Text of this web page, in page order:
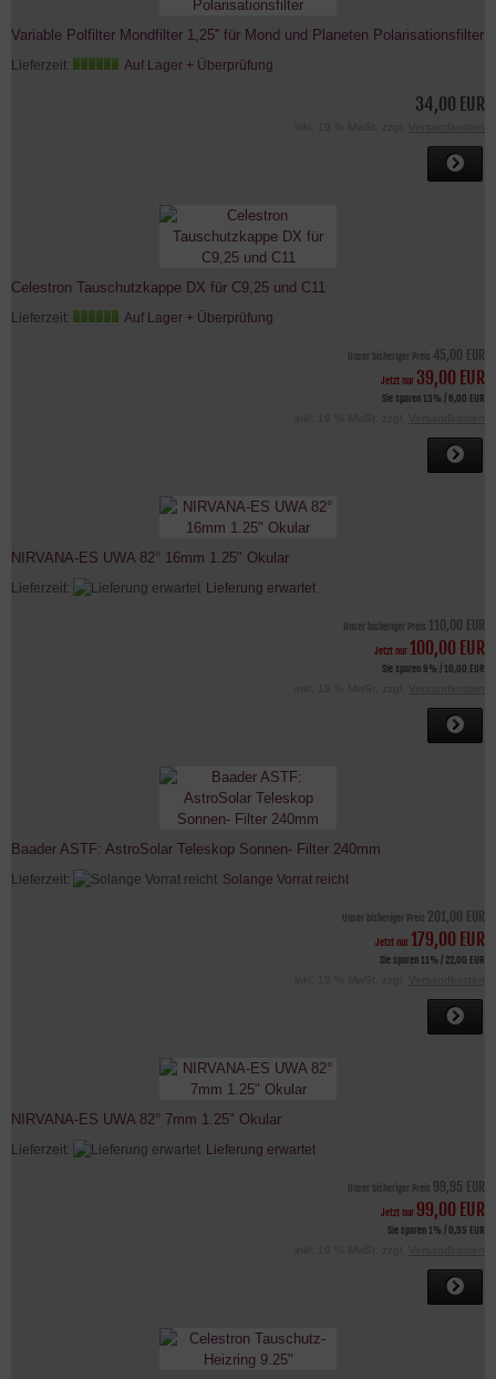
Variable Polfilter Mondfilter 1,25'' für Mond und Planeten Polarisationsfilter
Lieferzeit: Auf Lager + Überprüfung
34,00 EUR
Celestron Tauschutzkappe DX für C9,25 und C11
Lieferzeit: Auf Lager + Überprüfung
Unser bisheriger Preis 45,00 EUR
Jetzt nur 39,00 EUR
Sie sparen 13% / 6,00 EUR
NIRVANA-ES UWA 82° 16mm 1.25" Okular
Lieferzeit: Lieferung erwartet
Unser bisheriger Preis 110,00 EUR
Jetzt nur100,00 EUR
Sie sparen 9% / 10,00 EUR
Baader ASTF: AstroSolar Teleskop Sonnen- Filter 240mm
Lieferzeit: Solange Vorrat reicht
Unser bisheriger Preis 201,00 EUR
Jetzt nur179,00 EUR
Sie sparen 11% / 22,00 EUR
NIRVANA-ES UWA 82° 7mm 1.25" Okular
Lieferzeit: Lieferung erwartet
Unser bisheriger Preis 99,95 EUR
Jetzt nur 99,00 EUR
Sie sparen 1% / 0,95 EUR